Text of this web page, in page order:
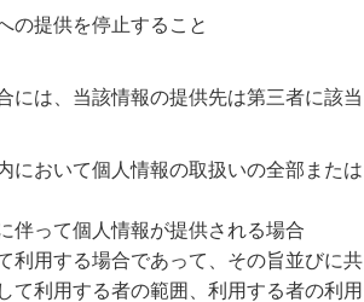
の提供を停止すること
には、当該情報の提供先は第三者に該当
において個人情報の取扱いの全部または
伴って個人情報が提供される場合
利用する場合であって、その旨並びに共
て利用する者の範囲、利用する者の利用